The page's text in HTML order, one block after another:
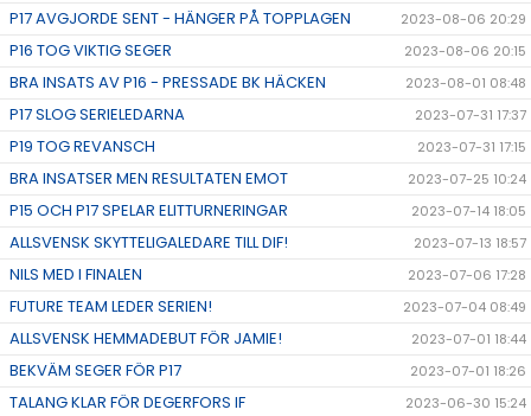
P17 AVGJORDE SENT - HÄNGER PÅ TOPPLAGEN 2023-08-06 20:29
P16 TOG VIKTIG SEGER 2023-08-06 20:15
BRA INSATS AV P16 - PRESSADE BK HÄCKEN 2023-08-01 08:48
P17 SLOG SERIELEDARNA 2023-07-31 17:37
P19 TOG REVANSCH 2023-07-31 17:15
BRA INSATSER MEN RESULTATEN EMOT 2023-07-25 10:24
P15 OCH P17 SPELAR ELITTURNERINGAR 2023-07-14 18:05
ALLSVENSK SKYTTELIGALEDARE TILL DIF! 2023-07-13 18:57
NILS MED I FINALEN 2023-07-06 17:28
FUTURE TEAM LEDER SERIEN! 2023-07-04 08:49
ALLSVENSK HEMMADEBUT FÖR JAMIE! 2023-07-01 18:44
BEKVÄM SEGER FÖR P17 2023-07-01 18:26
TALANG KLAR FÖR DEGERFORS IF 2023-06-30 15:24